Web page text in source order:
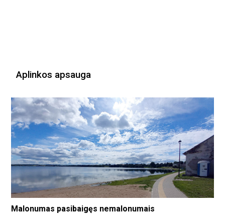
Aplinkos apsauga
Malonumas pasibaigęs nemalonumais